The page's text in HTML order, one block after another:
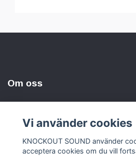
Om oss
Sociala medier
Vi använder cookies
KNOCKOUT SOUND använder
acceptera cookies om du vill